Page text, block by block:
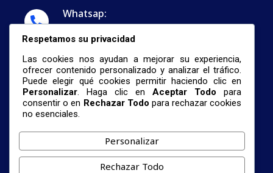
Whatsap:
...
nestormalave26@gmail.com
© 2026 Centro De Investigación De Formación
Respetamos su privacidad
Las cookies nos ayudan a mejorar su experiencia,
ofrecer contenido personalizado y analizar el tráfico.
Puede elegir qué cookies permitir haciendo clic en
Personalizar. Haga clic enAceptar Todo para
consentir o en Rechazar Todo para rechazar cookies
no esenciales.
Personalizar
Rechazar Todo